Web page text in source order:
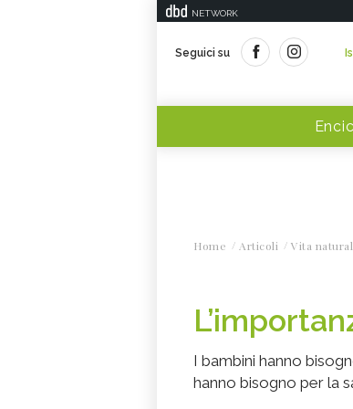
NETWORK
Seguici su
Home Articoli Vita
I bambini hanno
hanno bisogno per la